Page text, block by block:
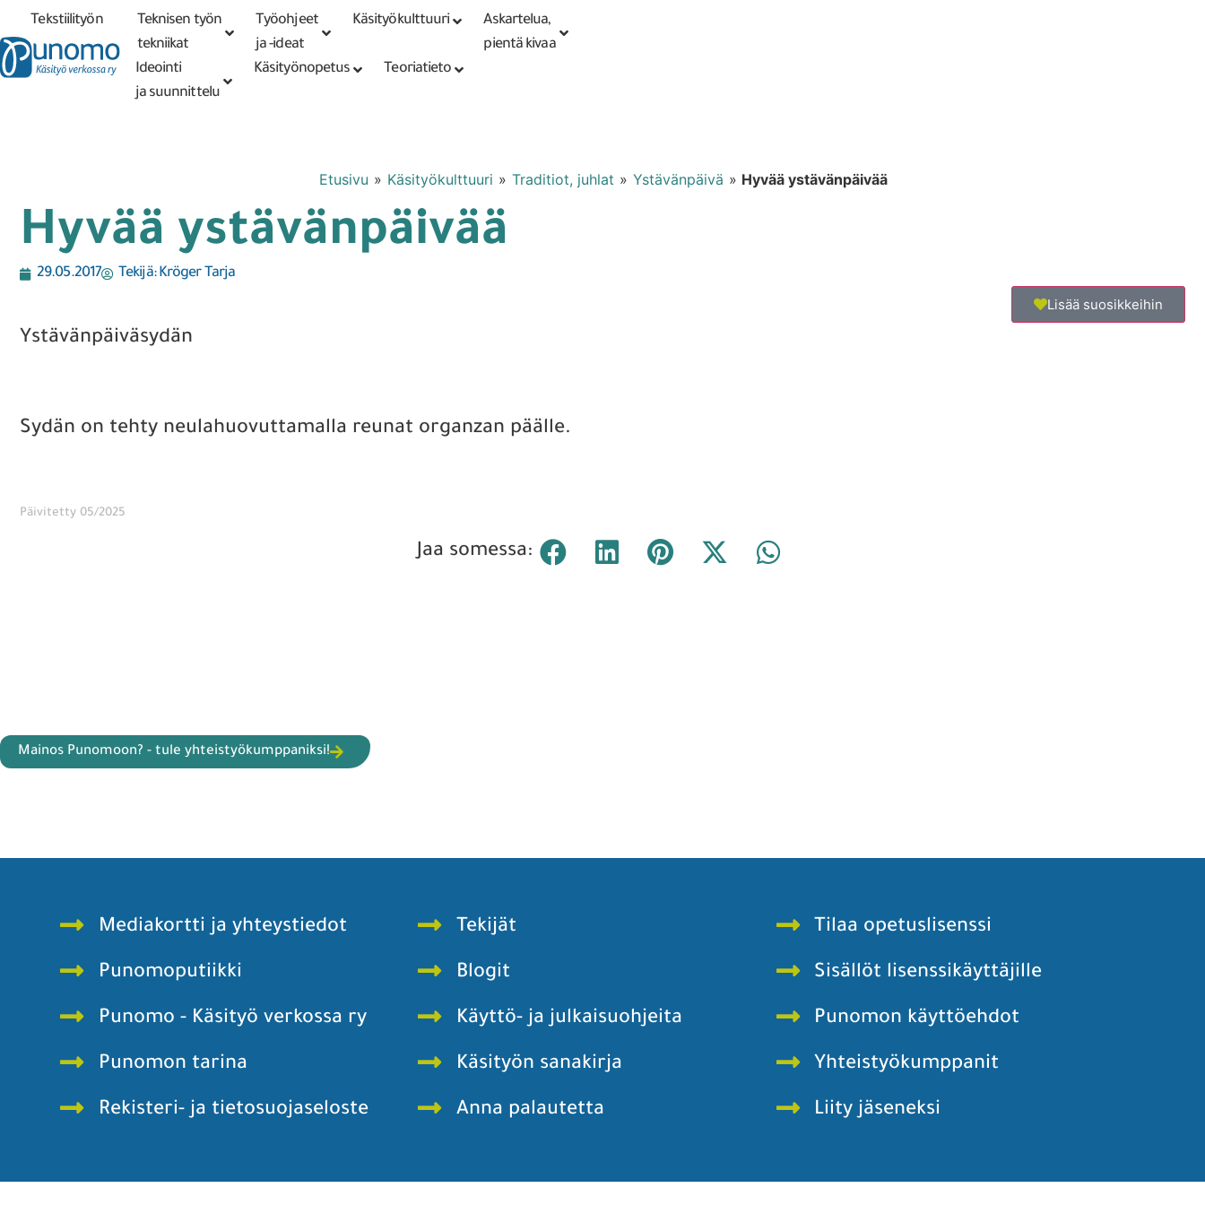
Tarkennettu PunomoputiikkiKirjaudu tai
rekisteröidy
Tekstiilityön
tekniikat
Teknisen työn
tekniikat
Työohjeet
ja -ideat
Käsityökulttuuri
Askartelua,
pientä kivaa
Ideointi
ja suunnittelu
Käsityönopetus Teoriatieto
Etusivu » Käsityökulttuuri » Traditiot, juhlat » Ystävänpäivä » Hyvää ystävänpäivää
Hyvää ystävänpäivää
29.05.2017 Tekijä:Kröger Tarja
Lisää suosikkeihin
Ystävänpäiväsydän
Sydän on tehty neulahuovuttamalla reunat organzan päälle.
Päivitetty 05/2025
Jaa somessa:
Mainos Punomoon? - tule yhteistyökumppaniksi!
Mediakortti ja yhteystiedot
Punomoputiikki
Punomo - Käsityö verkossa ry
Punomon tarina
Rekisteri- ja tietosuojaseloste
Tekijät
Blogit
Käyttö- ja julkaisuohjeita
Käsityön sanakirja
Anna palautetta
Tilaa opetuslisenssi
Sisällöt lisenssikäyttäjille
Punomon käyttöehdot
Yhteistyökumppanit
Liity jäseneksi